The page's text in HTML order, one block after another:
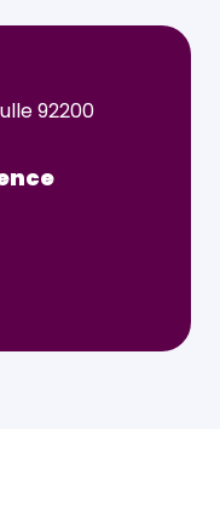
92200